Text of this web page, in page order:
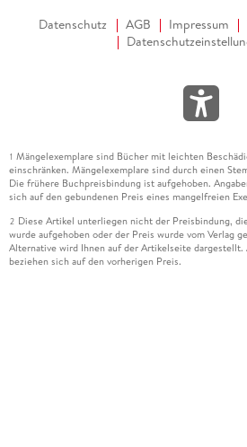
Datenschutz AGB Impressum
1 Mängelexemplare sind Bücher mit leichten
einschränken. Mängelexemplare sind durch einen
Die frühere Buchpreisbindung ist aufgehoben.
sich auf den gebundenen Preis eines mangelfreien
2 Diese Artikel unterliegen nicht der Preisbindung,
wurde aufgehoben oder der Preis wurde vom Verlag
Alternative wird Ihnen auf der Artikelseite dargestellt.
beziehen sich auf den vorherigen Preis.